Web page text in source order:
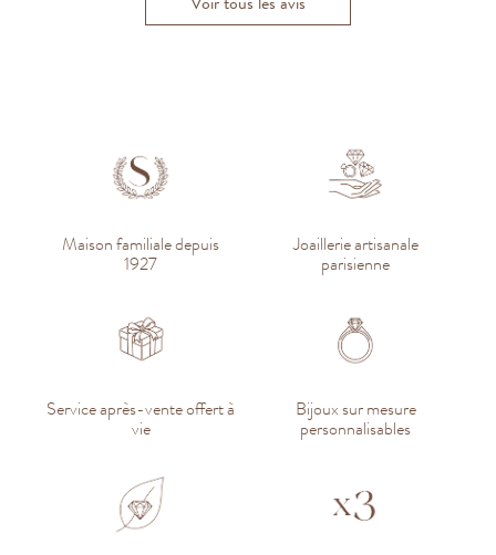
Maison familiale depuis
1927
Joaillerie artisanale
parisienne
Service après-vente offert à
vie
Bijoux sur mesure
personnalisables